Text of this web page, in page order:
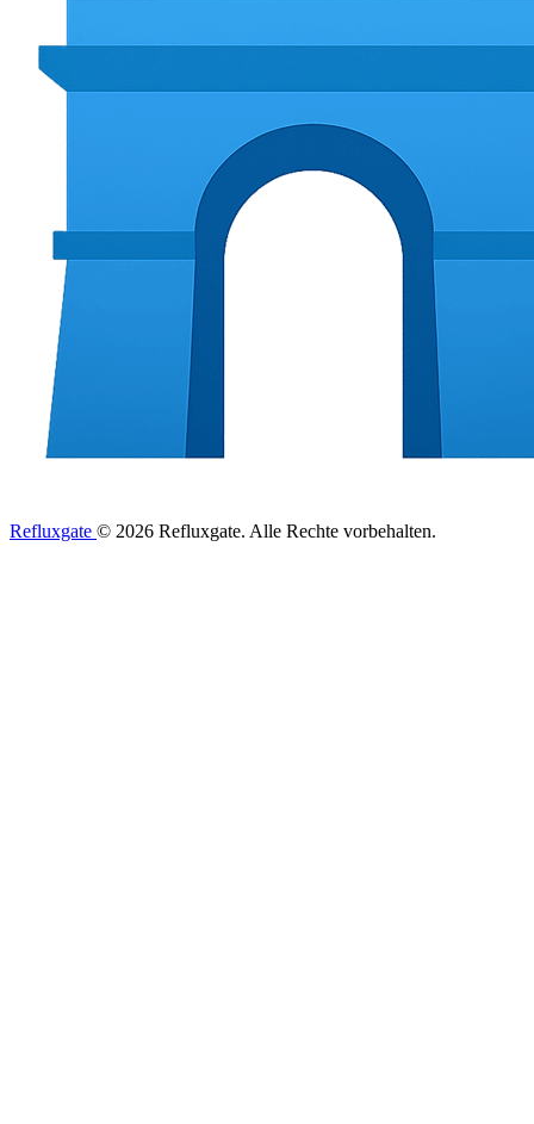
Refluxgate © 2026 Refluxgate. Alle Rechte vorbehalten.